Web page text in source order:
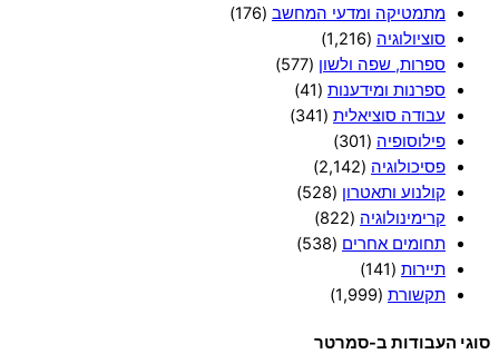
מתמטיקה ומדעי המחשב (176)
סוציולוגיה (1,216)
ספרות, שפה ולשון (577)
ספרנות ומידענות (41)
עבודה סוציאלית (341)
פילוסופיה (301)
פסיכולוגיה (2,142)
קולנוע ותאטרון (528)
קרימינולוגיה (822)
תחומים אחרים (538)
תיירות (141)
תקשורת (1,999)
סוגי העבודות ב-סמרטר